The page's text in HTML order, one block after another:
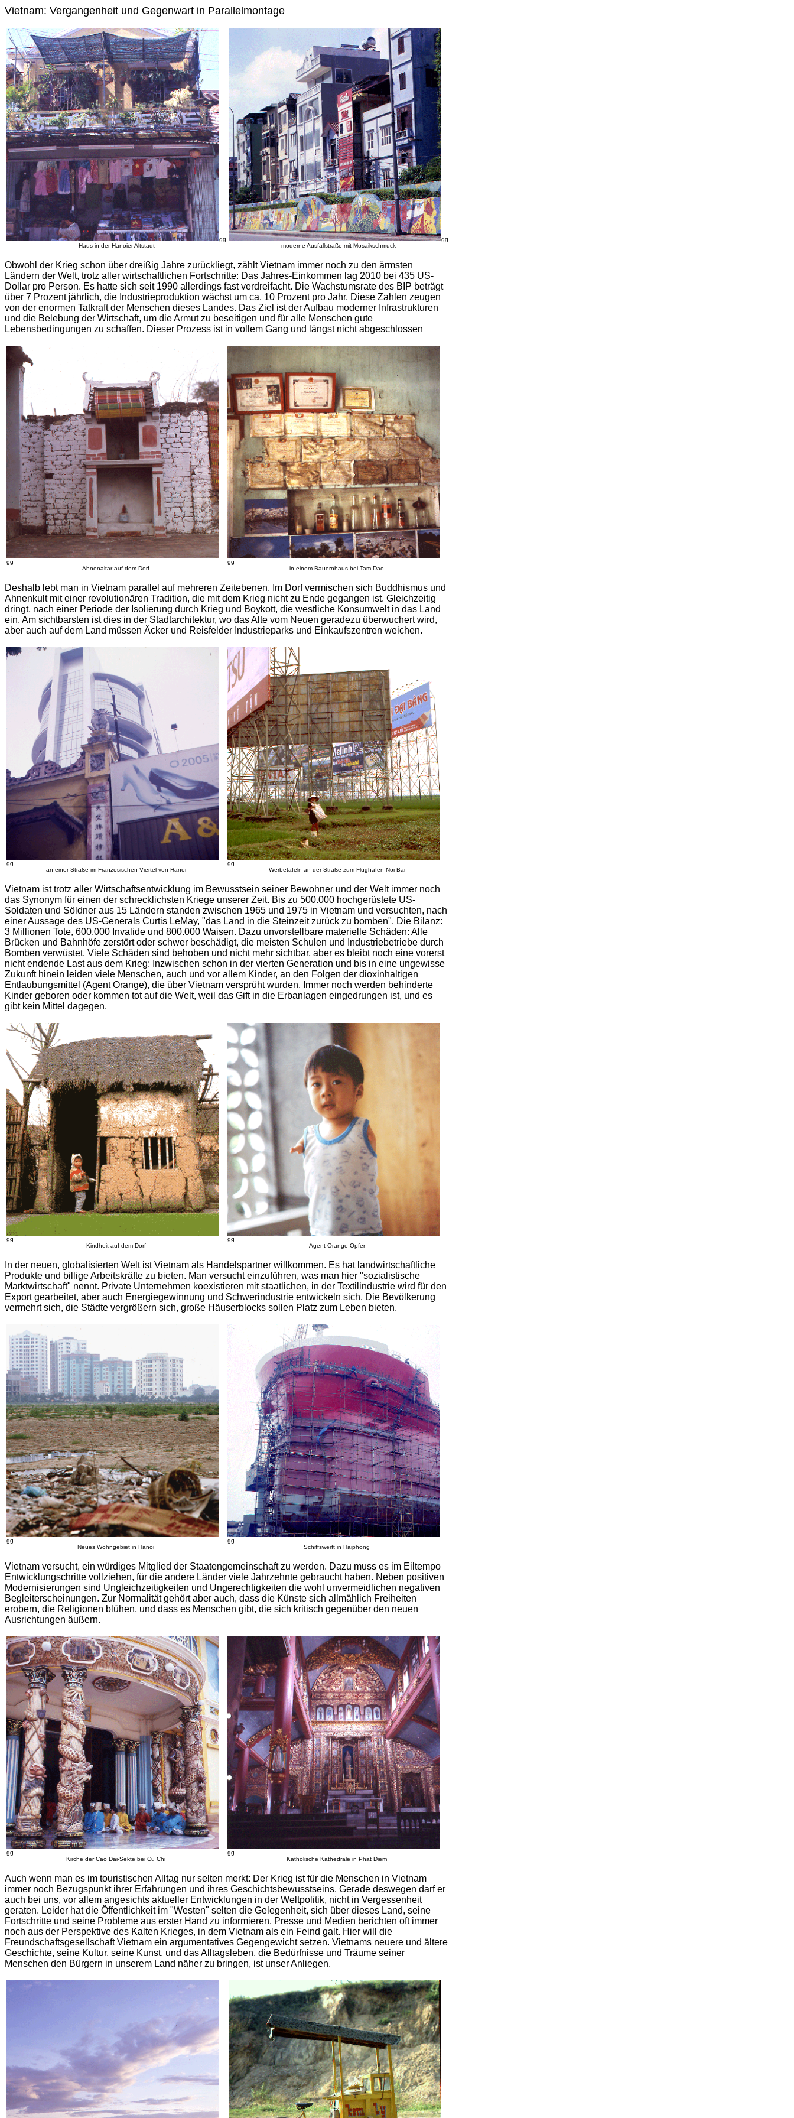
Vietnam: Vergangenheit und Gegenwart in Parallelmontage
gg
Haus in der Hanoier Altstadt
gg
moderne Ausfallstraße mit Mosaikschmuck
Obwohl der Krieg schon über dreißig Jahre zurückliegt, zählt Vietnam immer noch zu den ärmsten
Ländern der Welt, trotz aller wirtschaftlichen Fortschritte: Das Jahres-Einkommen lag 2010 bei 435 US-
Dollar pro Person. Es hatte sich seit 1990 allerdings fast verdreifacht. Die Wachstumsrate des BIP beträgt
über 7 Prozent jährlich, die Industrieproduktion wächst um ca. 10 Prozent pro Jahr. Diese Zahlen zeugen
von der enormen Tatkraft der Menschen dieses Landes. Das Ziel ist der Aufbau moderner Infrastrukturen
und die Belebung der Wirtschaft, um die Armut zu beseitigen und für alle Menschen gute
Lebensbedingungen zu schaffen. Dieser Prozess ist in vollem Gang und längst nicht abgeschlossen
gg
Ahnenaltar auf dem Dorf
gg
in einem Bauernhaus bei Tam Dao
Deshalb lebt man in Vietnam parallel auf mehreren Zeitebenen. Im Dorf vermischen sich Buddhismus und
Ahnenkult mit einer revolutionären Tradition, die mit dem Krieg nicht zu Ende gegangen ist. Gleichzeitig
dringt, nach einer Periode der Isolierung durch Krieg und Boykott, die westliche Konsumwelt in das Land
ein. Am sichtbarsten ist dies in der Stadtarchitektur, wo das Alte vom Neuen geradezu überwuchert wird,
aber auch auf dem Land müssen Äcker und Reisfelder Industrieparks und Einkaufszentren weichen.
gg
an einer Straße im Französischen Viertel von Hanoi
gg
Werbetafeln an der Straße zum Flughafen Noi Bai
Vietnam ist trotz aller Wirtschaftsentwicklung im Bewusstsein seiner Bewohner und der Welt immer noch
das Synonym für einen der schrecklichsten Kriege unserer Zeit. Bis zu 500.000 hochgerüstete US-
Soldaten und Söldner aus 15 Ländern standen zwischen 1965 und 1975 in Vietnam und versuchten, nach
einer Aussage des US-Generals Curtis LeMay, "das Land in die Steinzeit zurück zu bomben". Die Bilanz:
3 Millionen Tote, 600.000 Invalide und 800.000 Waisen. Dazu unvorstellbare materielle Schäden: Alle
Brücken und Bahnhöfe zerstört oder schwer beschädigt, die meisten Schulen und Industriebetriebe durch
Bomben verwüstet. Viele Schäden sind behoben und nicht mehr sichtbar, aber es bleibt noch eine vorerst
nicht endende Last aus dem Krieg: Inzwischen schon in der vierten Generation und bis in eine ungewisse
Zukunft hinein leiden viele Menschen, auch und vor allem Kinder, an den Folgen der dioxinhaltigen
Entlaubungsmittel (Agent Orange), die über Vietnam versprüht wurden. Immer noch werden behinderte
Kinder geboren oder kommen tot auf die Welt, weil das Gift in die Erbanlagen eingedrungen ist, und es
gibt kein Mittel dagegen.
gg
Kindheit auf dem Dorf
gg
Agent Orange-Opfer
In der neuen, globalisierten Welt ist Vietnam als Handelspartner willkommen. Es hat landwirtschaftliche
Produkte und billige Arbeitskräfte zu bieten. Man versucht einzuführen, was man hier "sozialistische
Marktwirtschaft" nennt. Private Unternehmen koexistieren mit staatlichen, in der Textilindustrie wird für den
Export gearbeitet, aber auch Energiegewinnung und Schwerindustrie entwickeln sich. Die Bevölkerung
vermehrt sich, die Städte vergrößern sich, große Häuserblocks sollen Platz zum Leben bieten.
gg
Neues Wohngebiet in Hanoi
gg
Schiffswerft in Haiphong
Vietnam versucht, ein würdiges Mitglied der Staatengemeinschaft zu werden. Dazu muss es im Eiltempo
Entwicklungschritte vollziehen, für die andere Länder viele Jahrzehnte gebraucht haben. Neben positiven
Modernisierungen sind Ungleichzeitigkeiten und Ungerechtigkeiten die wohl unvermeidlichen negativen
Begleiterscheinungen. Zur Normalität gehört aber auch, dass die Künste sich allmählich Freiheiten
erobern, die Religionen blühen, und dass es Menschen gibt, die sich kritisch gegenüber den neuen
Ausrichtungen äußern.
gg
Kirche der Cao Dai-Sekte bei Cu Chi
gg
Katholische Kathedrale in Phat Diem
Auch wenn man es im touristischen Alltag nur selten merkt: Der Krieg ist für die Menschen in Vietnam
immer noch Bezugspunkt ihrer Erfahrungen und ihres Geschichtsbewusstseins. Gerade deswegen darf er
auch bei uns, vor allem angesichts aktueller Entwicklungen in der Weltpolitik, nicht in Vergessenheit
geraten. Leider hat die Öffentlichkeit im "Westen" selten die Gelegenheit, sich über dieses Land, seine
Fortschritte und seine Probleme aus erster Hand zu informieren. Presse und Medien berichten oft immer
noch aus der Perspektive des Kalten Krieges, in dem Vietnam als ein Feind galt. Hier will die
Freundschaftsgesellschaft Vietnam ein argumentatives Gegengewicht setzen. Vietnams neuere und ältere
Geschichte, seine Kultur, seine Kunst, und das Alltagsleben, die Bedürfnisse und Träume seiner
Menschen den Bürgern in unserem Land näher zu bringen, ist unser Anliegen.